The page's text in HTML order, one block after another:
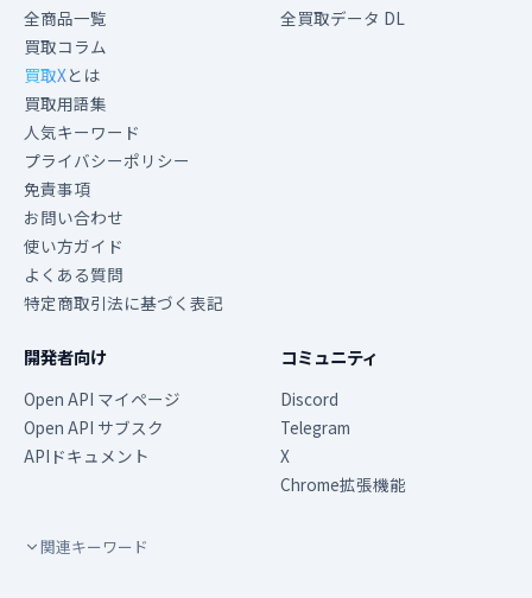
全商品一覧
買取コラム
買取Xとは
買取用語集
人気キーワード
プライバシーポリシー
免責事項
お問い合わせ
使い方ガイド
よくある質問
特定商取引法に基づく表記
全買取データ DL
開発者向け
Open API マイページ
Open API サブスク
APIドキュメント
コミュニティ
Discord
Telegram
X
Chrome拡張機能
関連キーワード